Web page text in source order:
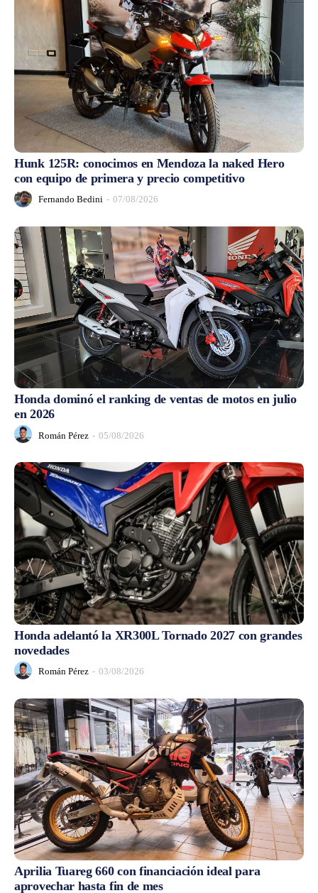
Hunk 125R: conocimos en Mendoza la naked Hero
con equipo de primera y precio competitivo
Fernando Bedini - 07/08/2026
Honda dominó el ranking de ventas de motos en julio
en 2026
Román Pérez - 05/08/2026
Honda adelantó la XR300L Tornado 2027 con grandes
novedades
Román Pérez - 03/08/2026
Aprilia Tuareg 660 con financiación ideal para
aprovechar hasta fin de mes